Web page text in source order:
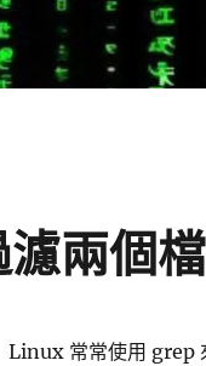
兩個
Linux 常常使用 grep